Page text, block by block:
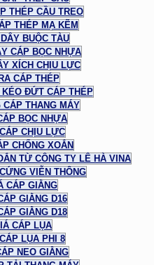
THÉP CẦU TREO
THÉP MẠ KẼM
BUỘC TÀU
CÁP BỌC NHỰA
XÍCH CHỊU LỰC
CÁP THÉP
ĐỨT CÁP THÉP
THANG MÁY
BỌC NHỰA
CHỊU LỰC
CHỐNG XOẮN
TỪ CÔNG TY LÊ HÀ VINA
VIỄN THÔNG
CÁP GIẰNG
GIẰNG D16
GIẰNG D18
CÁP LỤA
LỤA PHI 8
NEO GIẰNG